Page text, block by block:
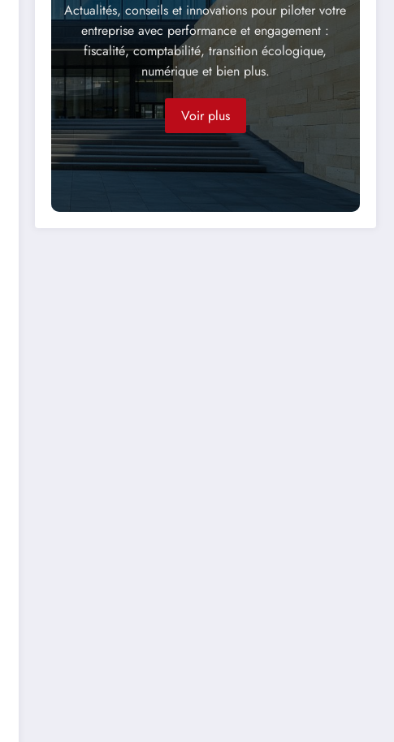
Actualités, conseils et innovations pour piloter votre
entreprise avec performance et engagement :
fiscalité, comptabilité, transition écologique,
numérique et bien plus.
Voir plus